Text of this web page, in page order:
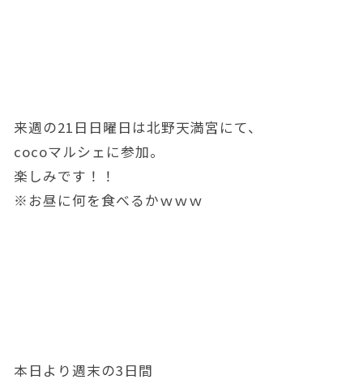
来週の21日日曜日は北野天満宮にて、
cocoマルシェに参加。
楽しみです！！
※お昼に何を食べるかｗｗｗ
本日より週末の3日間